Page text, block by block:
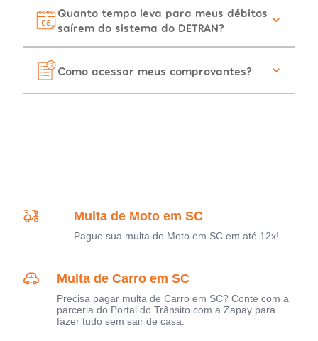
Quanto tempo leva para meus débitos
saírem do sistema do DETRAN?
Como acessar meus comprovantes?
Multa de Moto em SC
Pague sua multa de Moto em SC em até 12x!
Multa de Carro em SC
Precisa pagar multa de Carro em SC? Conte com a
parceria do Portal do Trânsito com a Zapay para
fazer tudo sem sair de casa.